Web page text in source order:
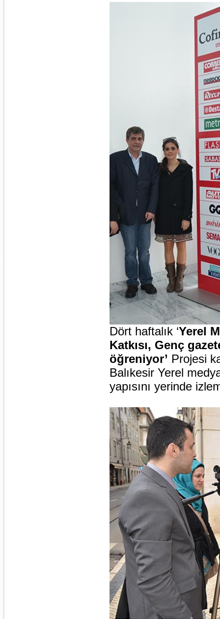
Dört haftalık ‘Yerel
Katkısı, Genç
öğreniyor’ Projesi
Balıkesir Yerel
yapısını yerinde